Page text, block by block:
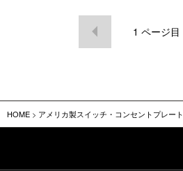
1 ページ目
HOME > アメリカ製スイッチ・コンセントプレート